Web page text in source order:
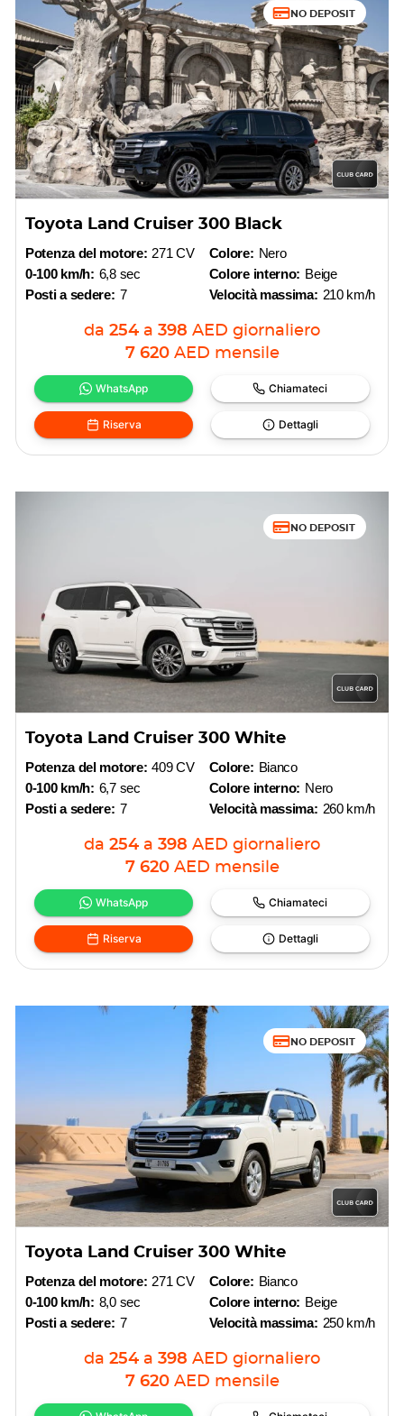
NO DEPOSIT
Toyota Land Cruiser 300 Black
Potenza del motore: 271 CV
0-100 km/h: 6,8 sec
Posti a sedere: 7
Colore: Nero
Colore interno: Beige
Velocità massima: 210 km/h
da 254 a 398 AED giornaliero
7 620 AED mensile
WhatsApp Chiamateci
Riserva Dettagli
NO DEPOSIT
Toyota Land Cruiser 300 White
Potenza del motore: 409 CV
0-100 km/h: 6,7 sec
Posti a sedere: 7
Colore: Bianco
Colore interno: Nero
Velocità massima: 260 km/h
da 254 a 398 AED giornaliero
7 620 AED mensile
WhatsApp Chiamateci
Riserva Dettagli
NO DEPOSIT
Toyota Land Cruiser 300 White
Potenza del motore: 271 CV
0-100 km/h: 8,0 sec
Posti a sedere: 7
Colore: Bianco
Colore interno: Beige
Velocità massima: 250 km/h
da 254 a 398 AED giornaliero
7 620 AED mensile